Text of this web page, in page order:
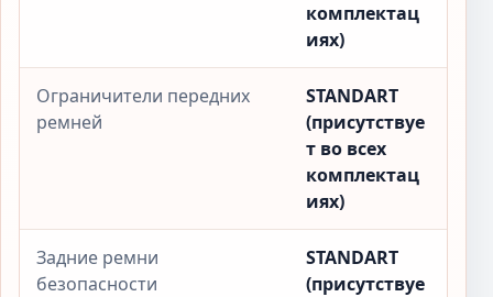
комплектац
иях)
Ограничители передних
ремней
STANDART
(присутствуе
т во всех
комплектац
иях)
Задние ремни
безопасности
STANDART
(присутствуе